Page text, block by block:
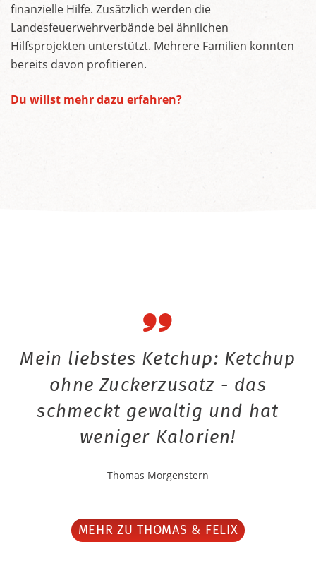
finanzielle Hilfe. Zusätzlich werden die
Landesfeuerwehrverbände bei ähnlichen
Hilfsprojekten unterstützt. Mehrere Familien konnten
bereits davon profitieren.
Du willst mehr dazu erfahren?
Mein liebstes Ketchup: Ketchup
ohne Zuckerzusatz - das
schmeckt gewaltig und hat
weniger Kalorien!
Thomas Morgenstern
MEHR ZU THOMAS & FELIX